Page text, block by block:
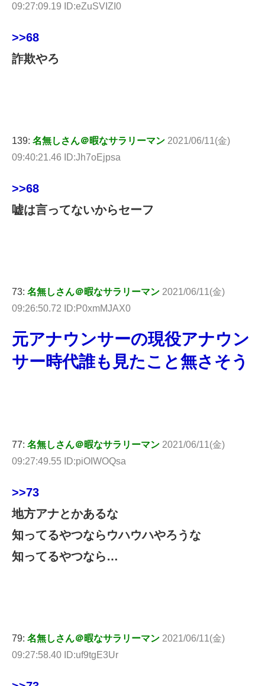
09:27:09.19 ID:eZuSVIZI0
>>68
詐欺やろ
139: 名無しさん＠暇なサラリーマン 2021/06/11(金)
09:40:21.46 ID:Jh7oEjpsa
>>68
嘘は言ってないからセーフ
73: 名無しさん＠暇なサラリーマン 2021/06/11(金)
09:26:50.72 ID:P0xmMJAX0
元アナウンサーの現役アナウン
サー時代誰も見たこと無さそう
77: 名無しさん＠暇なサラリーマン 2021/06/11(金)
09:27:49.55 ID:piOIWOQsa
>>73
地方アナとかあるな
知ってるやつならウハウハやろうな
知ってるやつなら…
79: 名無しさん＠暇なサラリーマン 2021/06/11(金)
09:27:58.40 ID:uf9tgE3Ur